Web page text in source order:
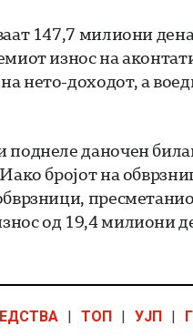
147,7 милиони
износ на
нето-доходот, а
даночен
бројот на
од 19,4 милиони
| ТОП | УЈП |